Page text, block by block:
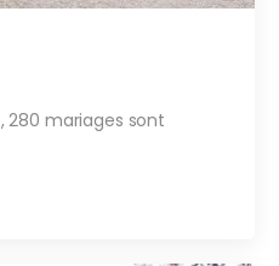
280 mariages sont